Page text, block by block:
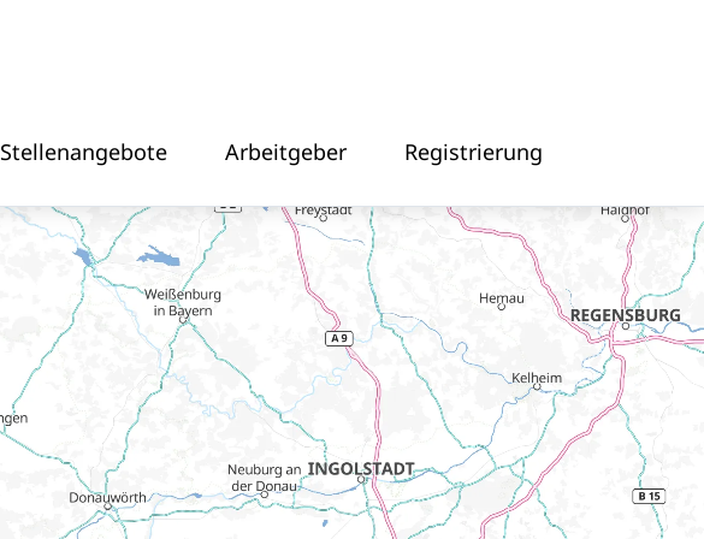
Stellenangebote Arbeitgeber Registrierung